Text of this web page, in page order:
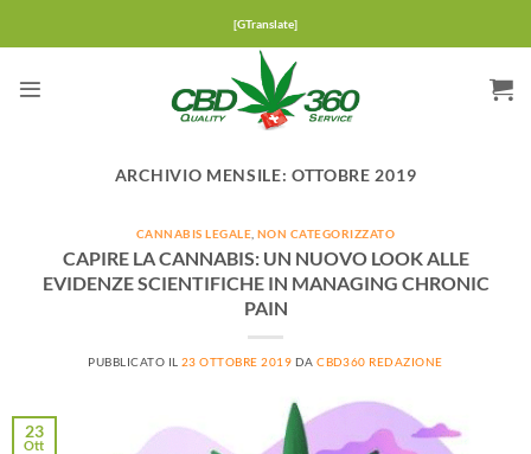
[GTranslate]
ARCHIVIO MENSILE:OTTOBRE 2019
CANNABIS LEGALE NON CATEGORIZZATO
CAPIRE LA CANNABIS: UN NUOVO LOOK ALLE
EVIDENZE SCIENTIFICHE IN MANAGING CHRONIC
PAIN
PUBBLICATO IL 23 OTTOBRE 2019 DACBD360 REDAZIONE
23
Ott